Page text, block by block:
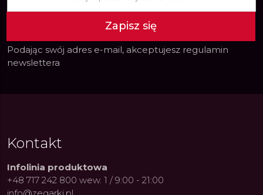
Zapisz się
Podając swój adres e-mail, akceptujesz regulamin
newslettera
Kontakt
Infolinia produktowa
+48 717 242 800 wew. 1 / 9:00 - 21:00